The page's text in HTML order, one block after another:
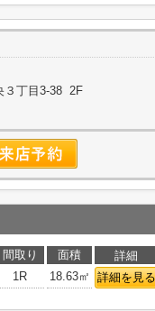
３丁目3-38 2F
間取り 面積 詳細
1R 18.63㎡ 詳細を見る